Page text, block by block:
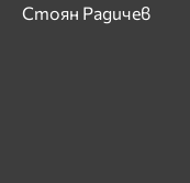
Стоян Радичев